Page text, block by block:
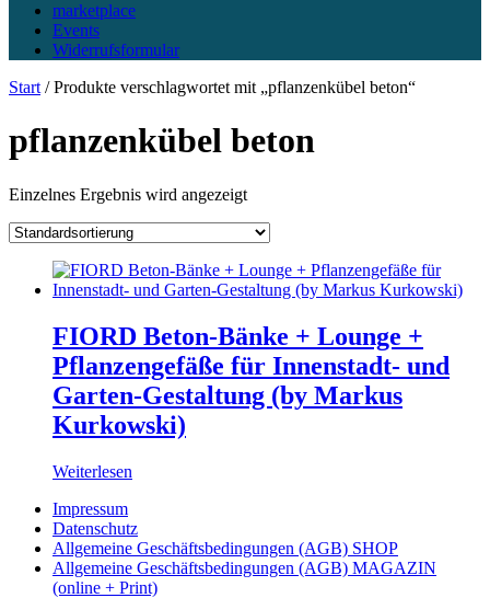
marketplace
Events
Widerrufsformular
Start / Produkte verschlagwortet mit „pflanzenkübel beton“
pflanzenkübel beton
Einzelnes Ergebnis wird angezeigt
FIORD Beton-Bänke + Lounge +
Pflanzengefäße für Innenstadt- und
Garten-Gestaltung (by Markus
Kurkowski)
Weiterlesen
Impressum
Datenschutz
Allgemeine Geschäftsbedingungen (AGB) SHOP
Allgemeine Geschäftsbedingungen (AGB) MAGAZIN
(online + Print)